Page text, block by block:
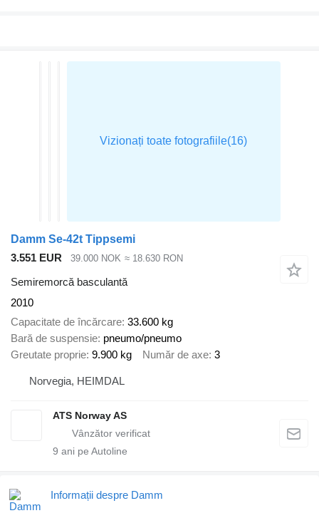
Damm Se-42t Tippsemi
3.551 EUR
39.000 NOK ≈ 18.630 RON
Semiremorcă basculantă
2010
Capacitate de încărcare 33.600 kg
Bară de suspensie pneumo/pneumo
Greutate proprie 9.900 kg Număr de axe 3
Norvegia, HEIMDAL
ATS Norway AS
9 ani pe Autoline
Informații despre Damm